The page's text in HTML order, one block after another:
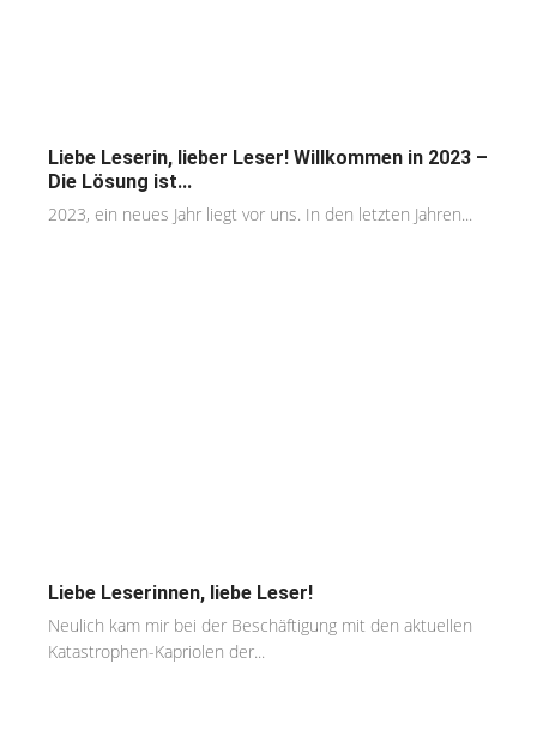
Liebe Leserin, lieber Leser! Willkommen in 2023 –
Die Lösung ist...
2023, ein neues Jahr liegt vor uns. In den letzten Jahren...
Liebe Leserinnen, liebe Leser!
Neulich kam mir bei der Beschäftigung mit den aktuellen
Katastrophen-Kapriolen der...